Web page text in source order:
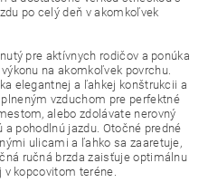
po celý deň v akomkoľvek
pre aktívnych rodičov a ponúka
na akomkoľvek povrchu.
elegantnej a ľahkej konštrukcii a
vzduchom pre perfektné
alebo zdolávate nerovný
pohodlnú jazdu. Otočné predné
ulicami a ľahko sa zaaretuje,
ručná brzda zaisťuje optimálnu
kopcovitom teréne.